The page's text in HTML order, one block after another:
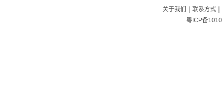
关于我们 | 联系方式|
粤ICP备